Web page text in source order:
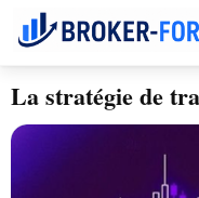
La stratégie de